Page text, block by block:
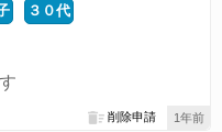
３０代
1年前
削除申請